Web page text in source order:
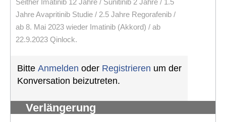
Jahre Avapritinib Studie / 2.5 Jahre Regorafenib /
ab 8. Mai 2023 wieder Imatinib (Akkord) / ab
22.9.2023 Qinlock.
Bitte Anmelden oder Registrieren um der
Konversation beizutreten.
Verlängerung